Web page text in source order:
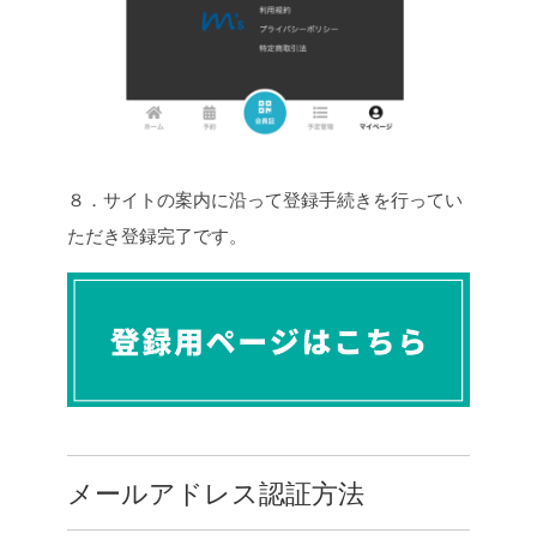
８．サイトの案内に沿って登録手続きを行ってい
ただき登録完了です。
メールアドレス認証方法